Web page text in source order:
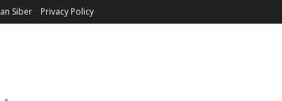
Siber Privacy Policy